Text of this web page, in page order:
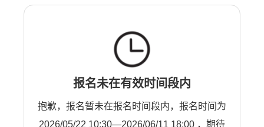
报名未在有效时间段内
抱歉，报名暂未在报名时间段内，报名时间为
2026/05/22 10:30—2026/06/11 18:00 ，期待